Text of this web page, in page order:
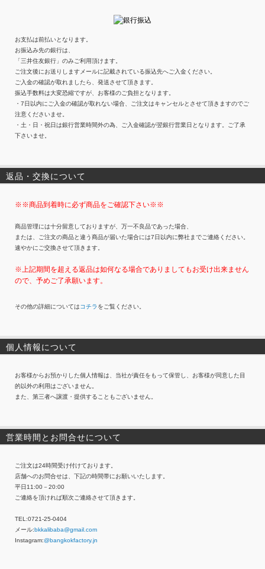
お支払は前払いとなります。
お振込み先の銀行は、
「三井住友銀行」のみご利用頂けます。
ご注文後にお送りしますメールに記載されている振込先へご入金ください。
ご入金の確認が取れましたら、発送させて頂きます。
振込手数料は大変恐縮ですが、お客様のご負担となります。
・7日以内にご入金の確認が取れない場合、ご注文はキャンセルとさせて頂きますのでご
注意くださいませ。
・土・日・祝日は銀行営業時間外の為、ご入金確認が翌銀行営業日となります。ご了承
下さいませ。
返品・交換について
※※商品到着時に必ず商品をご確認下さい※※
商品管理には十分留意しておりますが、万一不良品であった場合、
または、ご注文の商品と違う商品が届いた場合には7日以内に弊社までご連絡ください。
速やかにご交換させて頂きます。
※上記期間を超える返品は如何なる場合でありましてもお受け出来ません
ので、予めご了承願います。
その他の詳細についてはコチラをご覧ください。
個人情報について
お客様からお預かりした個人情報は、当社が責任をもって保管し、お客様が同意した目
的以外の利用はございません。
また、第三者へ譲渡・提供することもございません。
営業時間とお問合せについて
ご注文は24時間受け付けております。
店舗へのお問合せは、下記の時間帯にお願いいたします。
平日11:00－20:00
ご連絡を頂ければ順次ご連絡させて頂きます。
TEL:0721-25-0404
メール:bkkalibaba@gmail.com
Instagram:@bangkokfactory.jn